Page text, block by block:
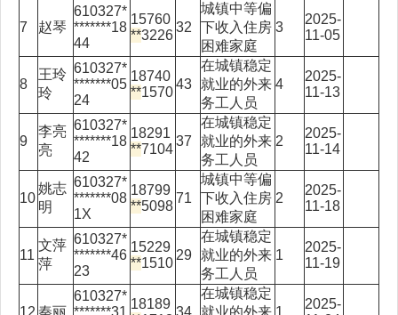
7 赵琴
610327*
*******18
44
15760
**3226
32
城镇中等偏
下收入住房
困难家庭
3
2025-
11-05
8
王玲
玲
610327*
*******05
24
18740
**1570
43
在城镇稳定
就业的外来
务工人员
4
2025-
11-13
9
李亮
亮
610327*
*******18
42
18291
**7104
37
在城镇稳定
就业的外来
务工人员
2
2025-
11-14
10
姚志
明
610327*
*******08
1X
18799
**5098
71
城镇中等偏
下收入住房
困难家庭
2
2025-
11-18
11
文萍
萍
610327*
*******46
23
15229
**1510
29
在城镇稳定
就业的外来
务工人员
1
2025-
11-19
12 秦丽
610327*
*******31
18189
34
在城镇稳定
就业的外来 1
2025-